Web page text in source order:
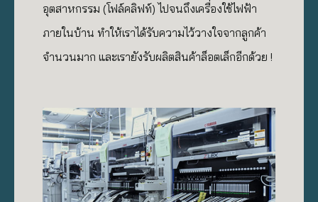
อุตสาหกรรม (โฟล์คลิฟท์)ไปจนถึงเครื่องใช้ไฟฟ้า
ภายในบ้าน ทำให้เราได้รับความไว้วางใจจากลูกค้า
จำนวนมาก และเรายังรับผลิตสินค้าล็อตเล็กอีกด้วย !